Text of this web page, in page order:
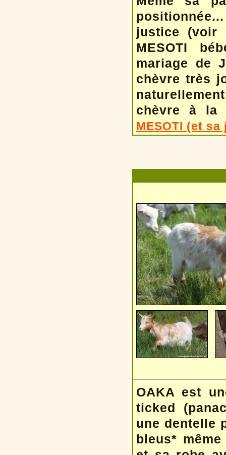
justice (voir
MESOTI
mariage de
chèvre très
chèvre à la
MESOTI (et
OAKA est
ticked
une dentelle
bleus*